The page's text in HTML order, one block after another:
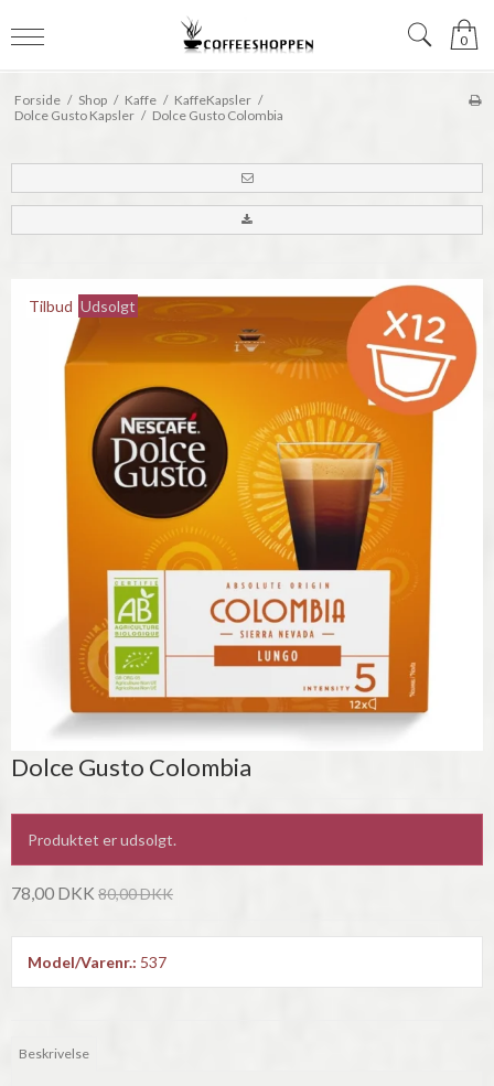
0
Forside / Shop / Kaffe / KaffeKapsler /
Dolce Gusto Kapsler / Dolce Gusto Colombia
Tilbud Udsolgt
Dolce Gusto Colombia
Produktet er udsolgt.
78,00 DKK 80,00 DKK
Model/Varenr.: 537
Beskrivelse